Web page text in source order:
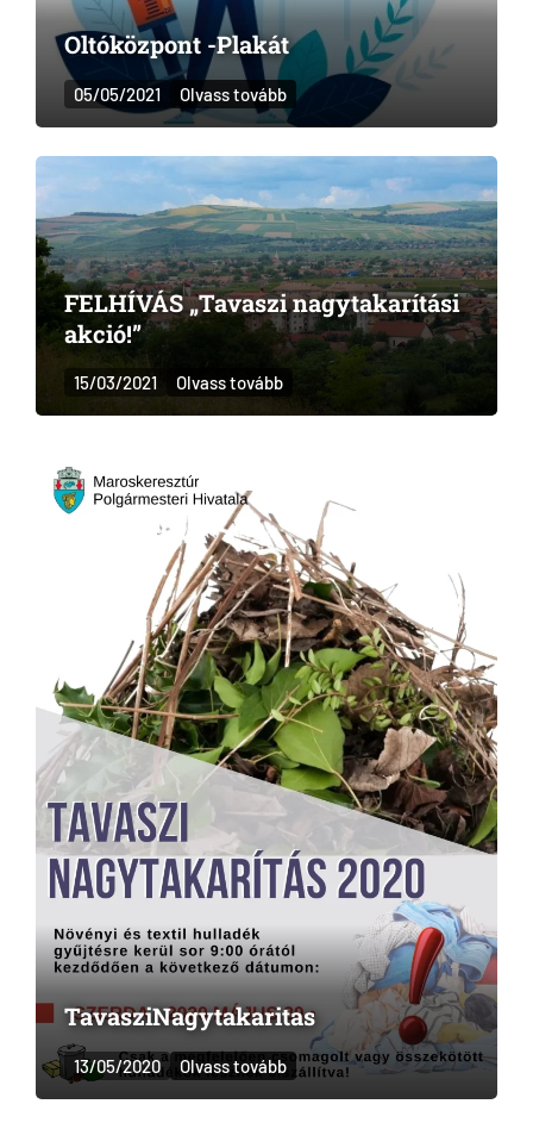
Oltóközpont -Plakát
05/05/2021 Olvass tovább
FELHÍVÁS „Tavaszi nagytakarítási
akció!”
15/03/2021 Olvass tovább
TavasziNagytakaritas
13/05/2020 Olvass tovább